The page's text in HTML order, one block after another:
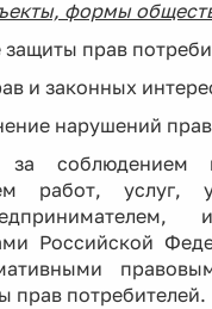
формы
прав
и законных
нарушений
за соблюдением
работ, услуг,
Российской
прав потребителей.